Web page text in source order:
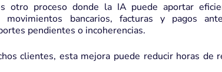
otro proceso donde la IA puede aportar
bancarios, facturas y pagos
pendientes o incoherencias.
clientes, esta mejora puede reducir horas de